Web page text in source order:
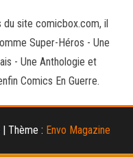
du site comicbox.com, il
Super-Héros - Une
- Une Anthologie et
Comics En Guerre.
| Thème : Envo Magazine